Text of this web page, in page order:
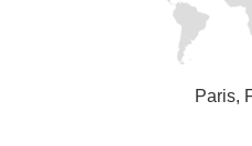
Paris,